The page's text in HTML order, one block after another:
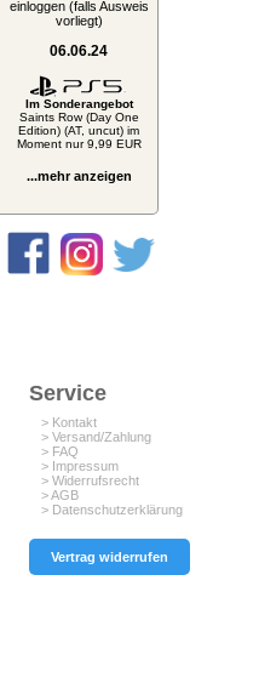
einloggen (falls Ausweis
vorliegt)
06.06.24
Im Sonderangebot
Saints Row (Day One
Edition) (AT, uncut) im
Moment nur 9,99 EUR
...mehr anzeigen
Service
> Kontakt
> Versand/Zahlung
> FAQ
> Impressum
> Widerrufsrecht
> AGB
> Datenschutzerklärung
Vertrag widerrufen